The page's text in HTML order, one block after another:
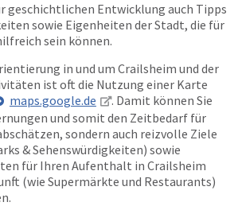
geschichtlichen Entwicklung auch Tipps
sowie Eigenheiten der Stadt, die für
sein können.
in und um Crailsheim und der
ist oft die Nutzung einer Karte
maps.google.de
. Damit können Sie
und somit den Zeitbedarf für
sondern auch reizvolle Ziele
& Sehenswürdigkeiten) sowie
für Ihren Aufenthalt in Crailsheim
(wie Supermärkte und Restaurants)